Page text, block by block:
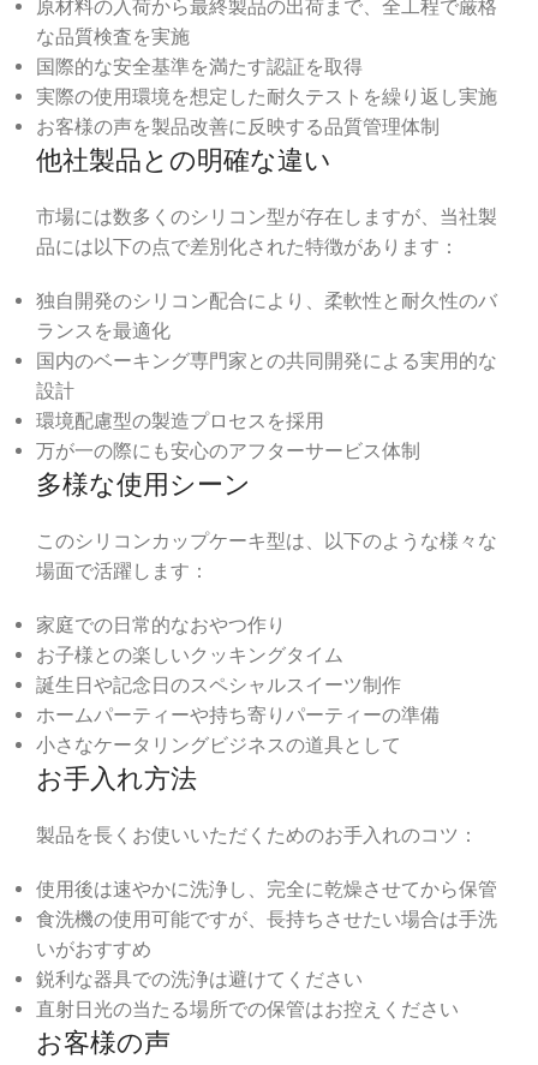
原材料の入荷から最終製品の出荷まで、全工程で厳格
な品質検査を実施
国際的な安全基準を満たす認証を取得
実際の使用環境を想定した耐久テストを繰り返し実施
お客様の声を製品改善に反映する品質管理体制
他社製品との明確な違い
市場には数多くのシリコン型が存在しますが、当社製
品には以下の点で差別化された特徴があります：
独自開発のシリコン配合により、柔軟性と耐久性のバ
ランスを最適化
国内のベーキング専門家との共同開発による実用的な
設計
環境配慮型の製造プロセスを採用
万が一の際にも安心のアフターサービス体制
多様な使用シーン
このシリコンカップケーキ型は、以下のような様々な
場面で活躍します：
家庭での日常的なおやつ作り
お子様との楽しいクッキングタイム
誕生日や記念日のスペシャルスイーツ制作
ホームパーティーや持ち寄りパーティーの準備
小さなケータリングビジネスの道具として
お手入れ方法
製品を長くお使いいただくためのお手入れのコツ：
使用後は速やかに洗浄し、完全に乾燥させてから保管
食洗機の使用可能ですが、長持ちさせたい場合は手洗
いがおすすめ
鋭利な器具での洗浄は避けてください
直射日光の当たる場所での保管はお控えください
お客様の声